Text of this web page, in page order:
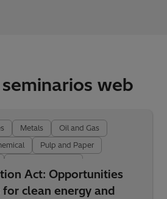
web
Metals
Oil and Gas
Pulp and Paper
Act: Opportunities
clean energy and